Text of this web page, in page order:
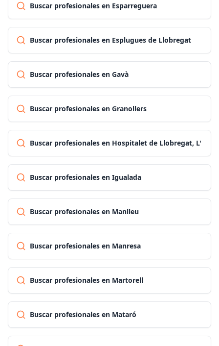
Buscar profesionales en Esparreguera
Buscar profesionales en Esplugues de Llobregat
Buscar profesionales en Gavà
Buscar profesionales en Granollers
Buscar profesionales en Hospitalet de Llobregat, L'
Buscar profesionales en Igualada
Buscar profesionales en Manlleu
Buscar profesionales en Manresa
Buscar profesionales en Martorell
Buscar profesionales en Mataró